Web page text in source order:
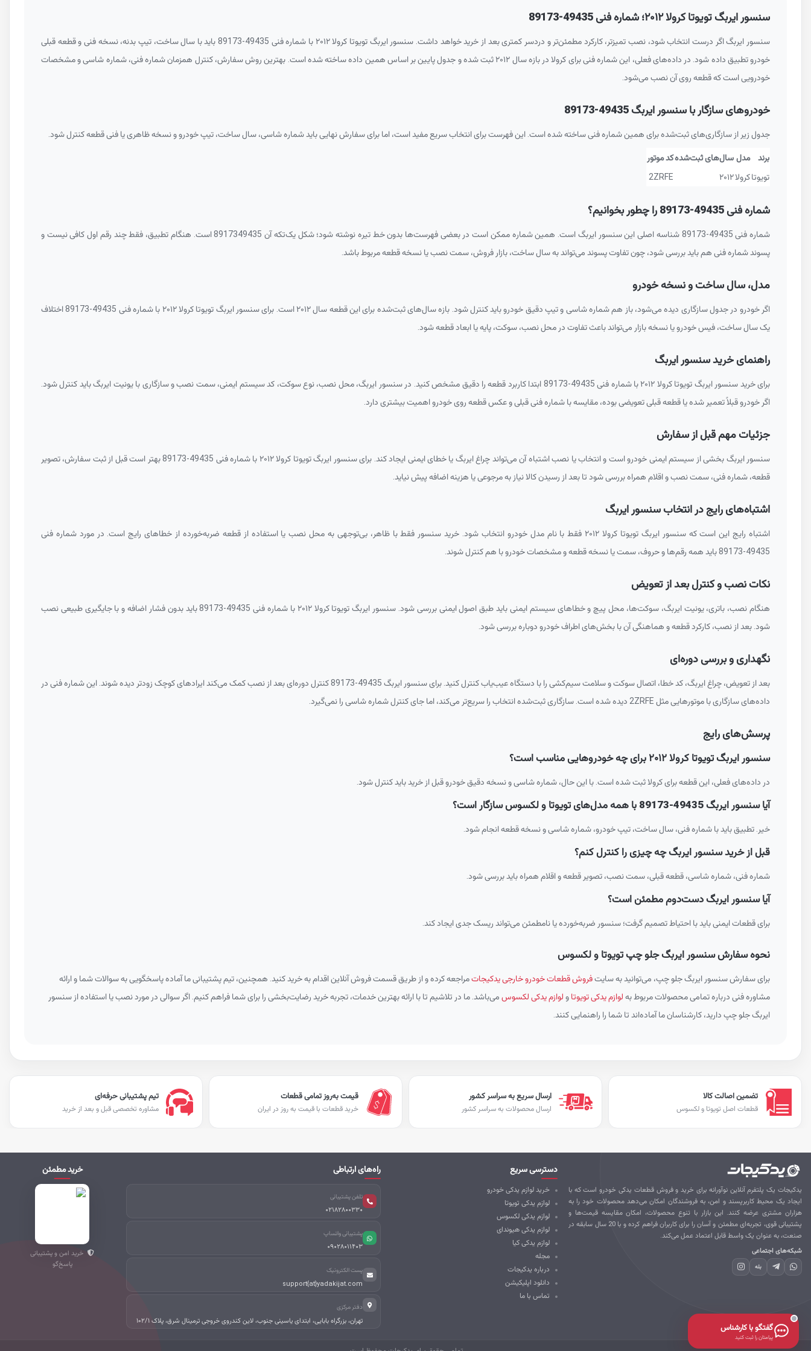
سنسور ایربگ تویوتا کرولا ۲۰۱۲؛ شماره فنی 89173-49435
سنسور ایربگ اگر درست انتخاب شود، نصب تمیزتر، کارکرد مطمئن‌تر و دردسر کمتری بعد از خرید خواهد داشت. سنسور ایربگ تویوتا کرولا ۲۰۱۲ با شماره فنی 89173-49435باید با سال ساخت، تیپ بدنه، نسخه فنی و قطعه قبلی
خودرو تطبیق داده شود. در داده‌های فعلی، این شماره فنی برای کرولا در بازه سال ۲۰۱۲ ثبت شده و جدول پایین بر اساس همین داده ساخته شده است. بهترین روش سفارش، کنترل همزمان شماره فنی، شماره شاسی و مشخصات
خودرویی است که قطعه روی آن نصب می‌شود.
خودروهای سازگار با سنسور ایربگ 89173-49435
جدول زیر از سازگاری‌های ثبت‌شده برای همین شماره فنی ساخته شده است. این فهرست برای انتخاب سریع مفید است، اما برای سفارش نهایی باید شماره شاسی، سال ساخت، تیپ خودرو و نسخه ظاهری یا فنی قطعه کنترل شود.
برند مدل سال‌های ثبت‌شدهکد موتور
تویوتاکرولا۲۰۱۲ 2ZRFE
شماره فنی 89173-49435 را چطور بخوانیم؟
شماره فنی 89173-49435 شناسه اصلی این سنسور ایربگ است. همین شماره ممکن است در بعضی فهرست‌ها بدون خط تیره نوشته شود؛ شکل یک‌تکه آن 8917349435است. هنگام تطبیق، فقط چند رقم اول کافی نیست و
پسوند شماره فنی هم باید بررسی شود، چون تفاوت پسوند می‌تواند به سال ساخت، بازار فروش، سمت نصب یا نسخه قطعه مربوط باشد.
مدل، سال ساخت و نسخه خودرو
اگر خودرو در جدول سازگاری دیده می‌شود، باز هم شماره شاسی و تیپ دقیق خودرو باید کنترل شود. بازه سال‌های ثبت‌شده برای این قطعه سال ۲۰۱۲ است. برای سنسور ایربگ تویوتا کرولا ۲۰۱۲ با شماره فنی 89173-49435اختلاف
یک سال ساخت، فیس خودرو یا نسخه بازار می‌تواند باعث تفاوت در محل نصب، سوکت، پایه یا ابعاد قطعه شود.
راهنمای خرید سنسور ایربگ
برای خرید سنسور ایربگ تویوتا کرولا ۲۰۱۲ با شماره فنی 89173-49435 ابتدا کاربرد قطعه را دقیق مشخص کنید. در سنسور ایربگ، محل نصب، نوع سوکت، کد سیستم ایمنی، سمت نصب و سازگاری با یونیت ایربگ باید کنترل شود.
اگر خودرو قبلاً تعمیر شده یا قطعه قبلی تعویضی بوده، مقایسه با شماره فنی قبلی و عکس قطعه روی خودرو اهمیت بیشتری دارد.
جزئیات مهم قبل از سفارش
سنسور ایربگ بخشی از سیستم ایمنی خودرو است و انتخاب یا نصب اشتباه آن می‌تواند چراغ ایربگ یا خطای ایمنی ایجاد کند. برای سنسور ایربگ تویوتا کرولا ۲۰۱۲ با شماره فنی 89173-49435بهتر است قبل از ثبت سفارش، تصویر
قطعه، شماره فنی، سمت نصب و اقلام همراه بررسی شود تا بعد از رسیدن کالا نیاز به مرجوعی یا هزینه اضافه پیش نیاید.
اشتباه‌های رایج در انتخاب سنسور ایربگ
اشتباه رایج این است که سنسور ایربگ تویوتا کرولا ۲۰۱۲ فقط با نام مدل خودرو انتخاب شود. خرید سنسور فقط با ظاهر، بی‌توجهی به محل نصب یا استفاده از قطعه ضربه‌خورده از خطاهای رایج است. در مورد شماره فنی
89173-49435باید همه رقم‌ها و حروف، سمت یا نسخه قطعه و مشخصات خودرو با هم کنترل شوند.
نکات نصب و کنترل بعد از تعویض
هنگام نصب، باتری، یونیت ایربگ، سوکت‌ها، محل پیچ و خطاهای سیستم ایمنی باید طبق اصول ایمنی بررسی شود. سنسور ایربگ تویوتا کرولا ۲۰۱۲ با شماره فنی 89173-49435باید بدون فشار اضافه و با جایگیری طبیعی نصب
شود. بعد از نصب، کارکرد قطعه و هماهنگی آن با بخش‌های اطراف خودرو دوباره بررسی شود.
نگهداری و بررسی دوره‌ای
بعد از تعویض، چراغ ایربگ، کد خطا، اتصال سوکت و سلامت سیم‌کشی را با دستگاه عیب‌یاب کنترل کنید. برای سنسور ایربگ 89173-49435کنترل دوره‌ای بعد از نصب کمک می‌کند ایرادهای کوچک زودتر دیده شوند. این شماره فنی در
داده‌های سازگاری با موتورهایی مثل 2ZRFE دیده شده است. سازگاری ثبت‌شده انتخاب را سریع‌تر می‌کند، اما جای کنترل شماره شاسی را نمی‌گیرد.
پرسش‌های رایج
سنسور ایربگ تویوتا کرولا ۲۰۱۲ برای چه خودروهایی مناسب است؟
در داده‌های فعلی، این قطعه برای کرولا ثبت شده است. با این حال، شماره شاسی و نسخه دقیق خودرو قبل از خرید باید کنترل شود.
آیا سنسور ایربگ 89173-49435 با همه مدل‌های تویوتا و لکسوس سازگار است؟
خیر. تطبیق باید با شماره فنی، سال ساخت، تیپ خودرو، شماره شاسی و نسخه قطعه انجام شود.
قبل از خرید سنسور ایربگ چه چیزی را کنترل کنم؟
شماره فنی، شماره شاسی، قطعه قبلی، سمت نصب، تصویر قطعه و اقلام همراه باید بررسی شود.
آیا سنسور ایربگ دست‌دوم مطمئن است؟
برای قطعات ایمنی باید با احتیاط تصمیم گرفت؛ سنسور ضربه‌خورده یا نامطمئن می‌تواند ریسک جدی ایجاد کند.
نحوه سفارش سنسور ایربگ جلو چپ تویوتا و لکسوس
برای سفارش سنسور ایربگ جلو چپ، می‌توانید به سایتفروش قطعات خودرو خارجی یدکیجاتمراجعه کرده و از طریق قسمت فروش آنلاین اقدام به خرید کنید. همچنین، تیم پشتیبانی ما آماده پاسخگویی به سوالات شما و ارائه
مشاوره فنی درباره تمامی محصولات مربوط به لوازم یدکی تویوتا و لوازم یدکی لکسوس می‌باشد. ما در تلاشیم تا با ارائه بهترین خدمات، تجربه خرید رضایت‌بخشی را برای شما فراهم کنیم. اگر سوالی در مورد نصب یا استفاده از سنسور
ایربگ جلو چپ دارید، کارشناسان ما آماده‌اند تا شما را راهنمایی کنند.
تیم پشتیبانی حرفه‌ای
مشاوره تخصصی قبل و بعد از خرید
قیمت به‌روز تمامی قطعات
خرید قطعات با قیمت به روز در ایران
ارسال سریع به سراسر کشور
ارسال محصولات به سراسر کشور
تضمین اصالت کالا
قطعات اصل تویوتا و لکسوس
یدکیجات یک پلتفرم آنلاین نوآورانه برای خرید و فروش قطعات یدکی خودرو است که با
ایجاد یک محیط کاربرپسند و امن، به فروشندگان امکان می‌دهد محصولات خود را به
هزاران مشتری عرضه کنند. این بازار با تنوع محصولات، امکان مقایسه قیمت‌ها و
پشتیبانی قوی، تجربه‌ای مطمئن و آسان را برای کاربران فراهم کرده و با 20 سال سابقه در
صنعت، به عنوان یک واسط قابل اعتماد عمل می‌کند.
شبکه‌های اجتماعی
بله
دسترسی سریع
خرید لوازم یدکی خودرو
لوازم یدکی تویوتا
لوازم یدکی لکسوس
لوازم یدکی هیوندای
لوازم یدکی کیا
مجله
درباره یدکیجات
دانلود اپلیکیشن
تماس با ما
راه‌های ارتباطی
تلفن پشتیبانی
02182800330
پشتیبانی واتساپ
09028011403
پست الکترونیک
support{at}yadakijat.com
دفتر مرکزی
تهران، بزرگراه بابایی، ابتدای یاسینی جنوب، لاین کندروی خروجی ترمینال شرق، پلاک ۱۰۲/۱
خرید مطمئن
خرید امن و پشتیبانی
پاسخ‌گو
گفتگو با کارشناس
پیامتان را ثبت کنید